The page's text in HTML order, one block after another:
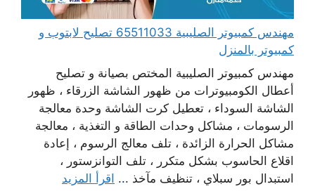
مهندس كمبيوتر الصليبية 65511033 تصليح لابتوب و
كمبيوتر بالمنزل
مهندس كمبيوتر الصليبية المختص بصيانة و تصليح
أعطال الكومبيوترات من ظهور الشاشة الزرقاء ، ظهور
الشاشة السوداء ، تعطيل كرت الشاشة وحدة معالجة
الرسومات ، مشاكل وحدات الطاقة و التغذية ، معالجة
مشاكل الحرارة الزائدة ، تلف معالج الرسوم ، إعادة
اقلاع الحاسوب بشكل متكرر ، تلف التوانزستور ،
استبدال بور سبلاي ، تنظيف مآخذ ... اقرأ المزيد